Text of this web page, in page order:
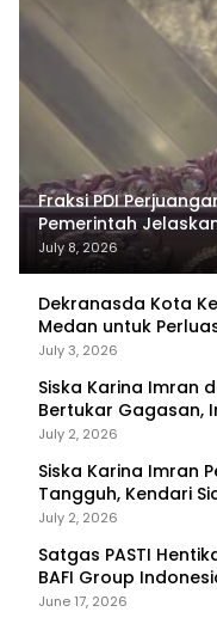
Fraksi PDI
Pemerintah
Tercapai
July 8, 2026
Dekranasda Kota
Medan untuk
Primadona
July 3, 2026
Siska Karina Imran
Bertukar Gagasan,
Fokus Diskusi
July 2, 2026
Siska Karina Imran
Tangguh, Kendari
dan Bencana
July 2, 2026
Satgas PASTI
BAFI Group
June 17, 2026